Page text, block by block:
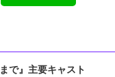
で』主要キャスト